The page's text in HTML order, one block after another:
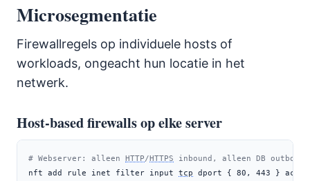
Microsegmentatie
Firewallregels op individuele hosts of
workloads, ongeacht hun locatie in het
netwerk.
Host-based firewalls op elke server
# Webserver: alleen HTTP/HTTPS inbound, alleen DB outbound
nft add rule inet filter input tcp dport { 80, 443 }